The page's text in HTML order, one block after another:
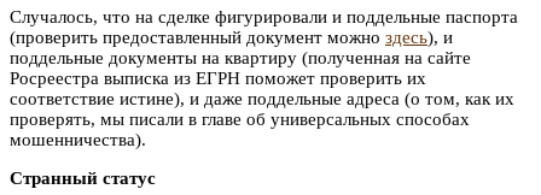
Случалось, что на сделке фигурировали и поддельные паспорта
(проверить предоставленный документ можно здесь), и
поддельные документы на квартиру (полученная на сайте
Росреестра выписка из ЕГРН поможет проверить их
соответствие истине), и даже поддельные адреса (о том, как их
проверять, мы писали в главе об универсальных способах
мошенничества).
Странный статус